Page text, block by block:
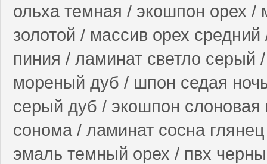
ольха темная / экошпон орех /
золотой / массив орех
пиния / ламинат светло
мореный дуб / шпон седая
серый дуб / экошпон слоновая
сонома / ламинат сосна
эмаль темный орех / пвх